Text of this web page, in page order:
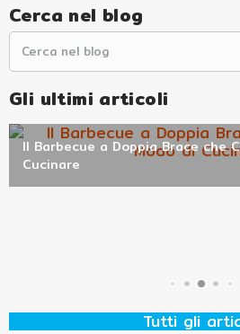
Cerca nel blog
Gli ultimi articoli
Primo utilizzo del forno a legna: la guida per non
sbagliare i primi fuochi
Il Barbecue a Doppia Brace che
CucinareAlfonsino il forno compatto per la
Tutti gli